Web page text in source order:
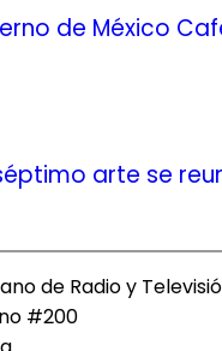
de México
arte se
de Radio y
#200